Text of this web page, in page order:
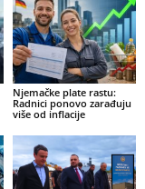
Njemačke plate rastu:
Radnici ponovo zarađuju
više od inflacije